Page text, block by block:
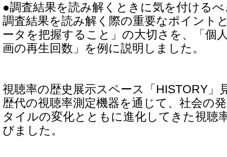
●調査結果を読み解くときに気を付ける
調査結果を読み解く際の重要なポイント
ータを把握すること」の大切さを、「個
画の再生回数」を例に説明しました。
視聴率の歴史展示スペース「HISTORY」
歴代の視聴率測定機器を通じて、社会の
タイルの変化とともに進化してきた視聴
びました。